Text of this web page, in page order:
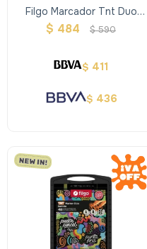
Filgo Marcador Tnt Duo
Market - Estuche Plástico
$ 484 $ 590
$ 411
$ 436